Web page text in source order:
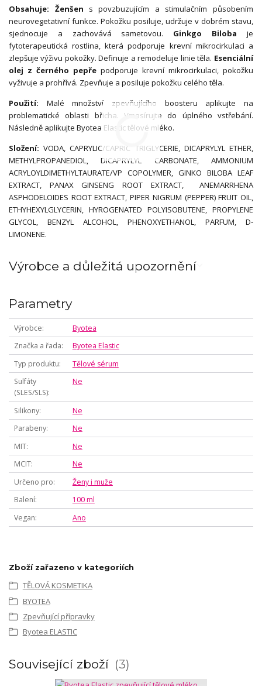
Obsahuje: Ženšen s povzbuzujícím a stimulačním působením
neurovegetativní funkce. Pokožku posiluje, udržuje v dobrém stavu,
sjednocuje a zachovává sametovou. Ginkgo Biloba je
fytoterapeutická rostlina, která podporuje krevní mikrocirkulaci a
zlepšuje výživu pokožky. Definuje a remodeluje linie těla. Esenciální
olej z černého pepřepodporuje krevní mikrocirkulaci, pokožku
vyživuje a prohřívá. Zpevňuje a posiluje pokožku celého těla.
Použití: Malé množství zpevňujícího boosteru aplikujte na
problematické oblasti břicha. Vmasírujte do úplného vstřebání.
Následně aplikujte Byotea Elastic tělové mléko.
Složení: VODA, CAPRYLIC/CAPRIC TRIGLYCERIE, DICAPRYLYL ETHER,
METHYLPROPANEDIOL, DICAPRYLYL CARBONATE, AMMONIUM
ACRYLOYLDIMETHYLTAURATE/VP COPOLYMER, GINKO BILOBA LEAF
EXTRACT, PANAX GINSENG ROOT EXTRACT, ANEMARRHENA
ASPHODELOIDES ROOT EXTRACT, PIPER NIGRUM (PEPPER) FRUIT OIL,
ETHYHEXYLGLYCERIN, HYROGENATED POLYISOBUTENE, PROPYLENE
GLYCOL, BENZYL ALCOHOL, PHENOXYETHANOL, PARFUM, D-
LIMONENE.
Výrobce a důležitá upozornění
Parametry
Výrobce
Byotea
Značka a řada
Byotea Elastic
Typ produktu
Tělové sérum
Sulfáty
(SLES/SLS)
Ne
Silikony
Ne
Parabeny
Ne
MIT
Ne
MCIT
Ne
Určeno pro
Ženy i muže
Balení
100 ml
Vegan
Ano
Zboží zařazeno v kategoriích
TĚLOVÁ KOSMETIKA
BYOTEA
Zpevňující přípravky
Byotea ELASTIC
Související zboží 3